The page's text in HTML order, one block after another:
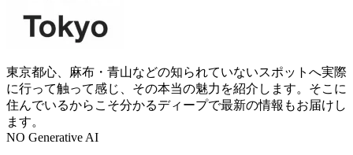
東京都心、麻布・青山などの知られていないスポットへ実際
に行って触って感じ、その本当の魅力を紹介します。そこに
住んでいるからこそ分かるディープで最新の情報もお届けし
ます。
NO Generative AI